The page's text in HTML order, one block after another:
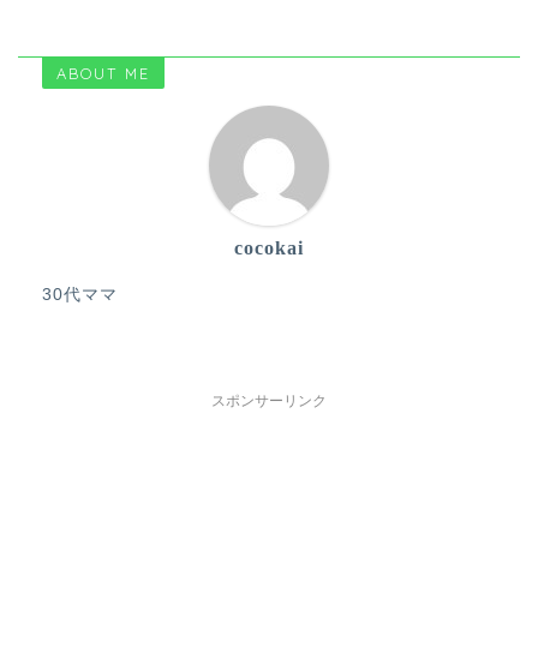
ABOUT ME
cocokai
30代ママ
スポンサーリンク